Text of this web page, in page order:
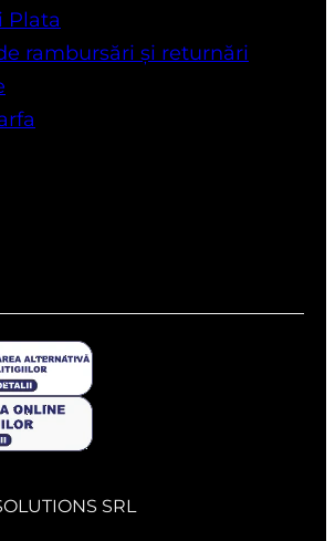
Plata
rambursări și returnări
SRL